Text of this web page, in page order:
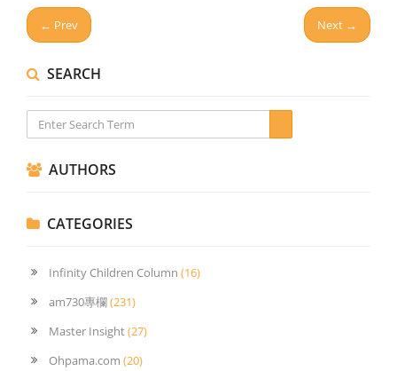
← Prev Next →
SEARCH
AUTHORS
CATEGORIES
Infinity Children Column (16)
am730專欄(231)
Master Insight(27)
Ohpama.com (20)